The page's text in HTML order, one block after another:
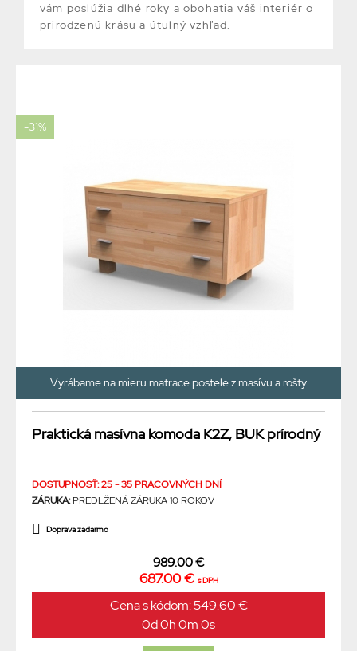
vám poslúžia dlhé roky a obohatia váš interiér o
prirodzenú krásu a útulný vzhľad.
-31%
Vyrábame na mieru matrace postele z masívu a rošty
Praktická masívna komoda K2Z, BUK prírodný
DOSTUPNOSŤ: 25 - 35 PRACOVNÝCH DNÍ
ZÁRUKA:PREDLŽENÁ ZÁRUKA 10 ROKOV
Doprava zadarmo
989.00 €
687.00 € s DPH
Cena s kódom: 549.60 €
0d 0h 0m 0s